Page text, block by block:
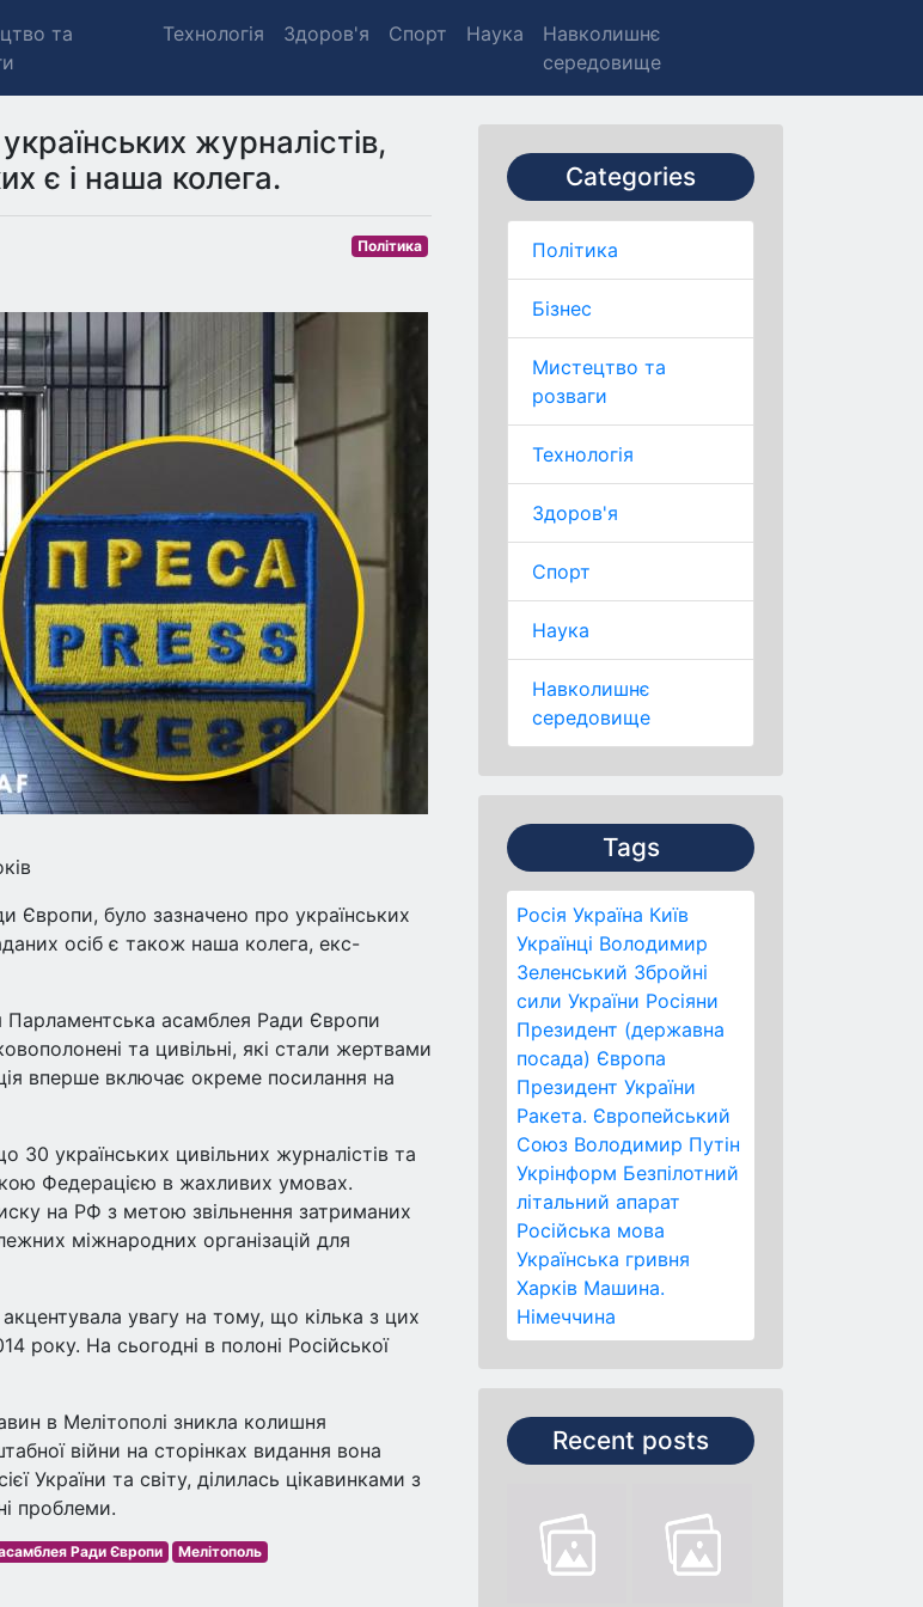
та
Технологія Здоров'я Спорт Наука
Навколишнє
середовище
Categories
Політика
Бізнес
Мистецтво та
розваги
Технологія
Здоров'я
Спорт
Наука
Навколишнє
середовище
Tags
Росія Україна Київ
Українці Володимир
Зеленський Збройні
сили України Росіяни
Президент (державна
посада) Європа
Президент України
Ракета. Європейський
Союз Володимир Путін
Укрінформ Безпілотний
літальний апарат
Російська мова
Українська гривня
Харків Машина.
Німеччина
Recent posts
журналістів,
є і наша колега.
Політика
Європи, було зазначено про українських
осіб є також наша колега, екс-
Парламентська асамблея Ради Європи
та цивільні, які стали жертвами
вперше включає окреме посилання на
українських цивільних журналістів та
Федерацією в жахливих умовах.
на РФ з метою звільнення затриманих
міжнародних організацій для
увагу на тому, що кілька з цих
року. На сьогодні в полоні Російської
в Мелітополі зникла колишня
війни на сторінках видання вона
України та світу, ділилась цікавинками з
проблеми.
Ради Європи Мелітополь